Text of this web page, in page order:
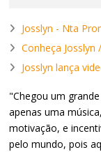
Josslyn - Nta
Conheça
Josslyn lança
"Chegou um
apenas uma
motivação, e
pelo mundo, pois